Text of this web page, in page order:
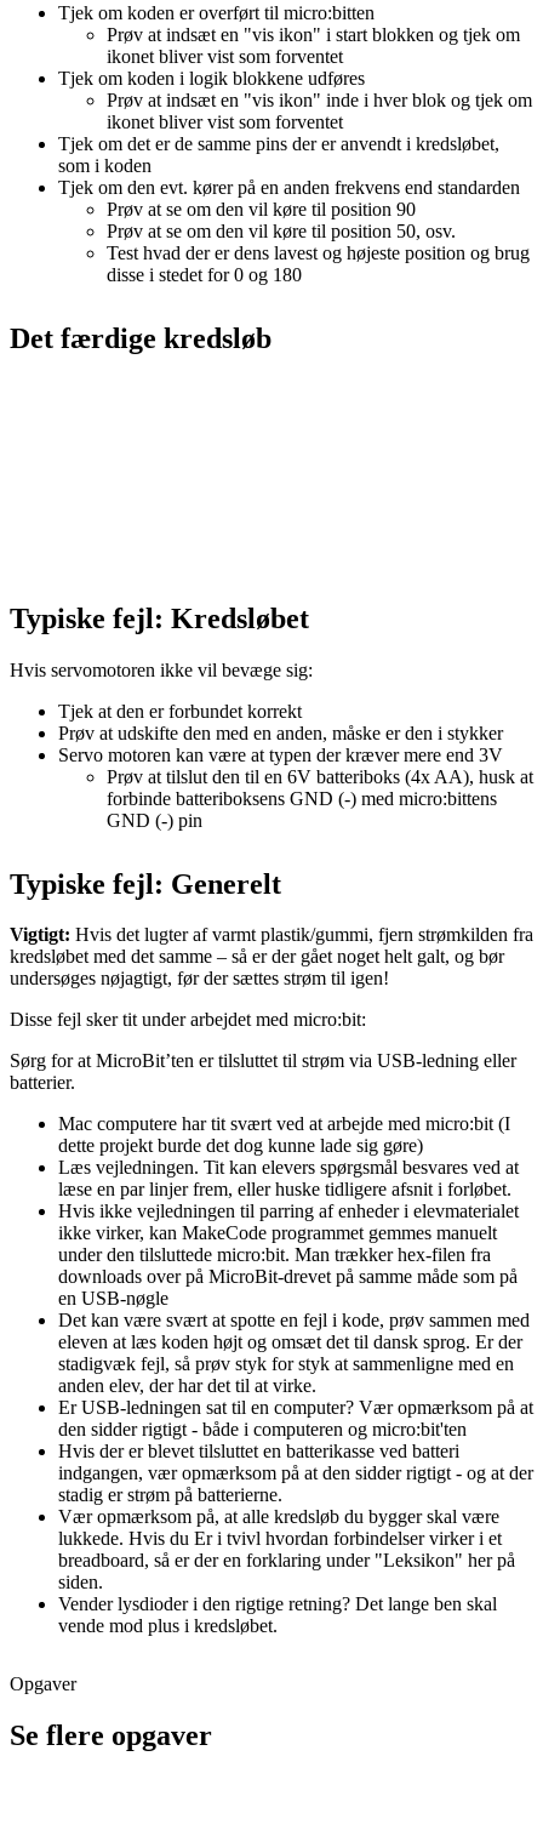
Tjek om koden er overført til micro:bitten
Prøv at indsæt en "vis ikon" i start blokken og tjek om
ikonet bliver vist som forventet
Tjek om koden i logik blokkene udføres
Prøv at indsæt en "vis ikon" inde i hver blok og tjek om
ikonet bliver vist som forventet
Tjek om det er de samme pins der er anvendt i kredsløbet,
som i koden
Tjek om den evt. kører på en anden frekvens end standarden
Prøv at se om den vil køre til position 90
Prøv at se om den vil køre til position 50, osv.
Test hvad der er dens lavest og højeste position og brug
disse i stedet for 0 og 180
Det færdige kredsløb
Typiske fejl: Kredsløbet
Hvis servomotoren ikke vil bevæge sig:
Tjek at den er forbundet korrekt
Prøv at udskifte den med en anden, måske er den i stykker
Servo motoren kan være at typen der kræver mere end 3V
Prøv at tilslut den til en 6V batteriboks (4x AA), husk at
forbinde batteriboksens GND (-) med micro:bittens
GND (-) pin
Typiske fejl: Generelt
Vigtigt: Hvis det lugter af varmt plastik/gummi, fjern strømkilden fra
kredsløbet med det samme – så er der gået noget helt galt, og bør
undersøges nøjagtigt, før der sættes strøm til igen!
Disse fejl sker tit under arbejdet med micro:bit:
Sørg for at MicroBit’ten er tilsluttet til strøm via USB-ledning eller
batterier.
Mac computere har tit svært ved at arbejde med micro:bit (I
dette projekt burde det dog kunne lade sig gøre)
Læs vejledningen. Tit kan elevers spørgsmål besvares ved at
læse en par linjer frem, eller huske tidligere afsnit i forløbet.
Hvis ikke vejledningen til parring af enheder i elevmaterialet
ikke virker, kan MakeCode programmet gemmes manuelt
under den tilsluttede micro:bit. Man trækker hex-filen fra
downloads over på MicroBit-drevet på samme måde som på
en USB-nøgle
Det kan være svært at spotte en fejl i kode, prøv sammen med
eleven at læs koden højt og omsæt det til dansk sprog. Er der
stadigvæk fejl, så prøv styk for styk at sammenligne med en
anden elev, der har det til at virke.
Er USB-ledningen sat til en computer? Vær opmærksom på at
den sidder rigtigt - både i computeren og micro:bit'ten
Hvis der er blevet tilsluttet en batterikasse ved batteri
indgangen, vær opmærksom på at den sidder rigtigt - og at der
stadig er strøm på batterierne.
Vær opmærksom på, at alle kredsløb du bygger skal være
lukkede. Hvis du Er i tvivl hvordan forbindelser virker i et
breadboard, så er der en forklaring under "Leksikon" her på
siden.
Vender lysdioder i den rigtige retning? Det lange ben skal
vende mod plus i kredsløbet.
Opgaver
Se flere opgaver